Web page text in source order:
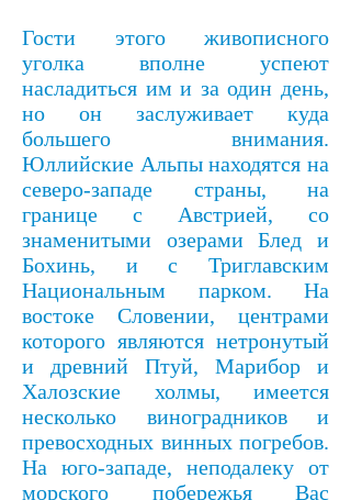
Гости этого живописного
уголка вполне успеют
насладиться им и за один день,
но он заслуживает куда
большего внимания.
Юллийские Альпы находятся на
северо-западе страны, на
границе с Австрией, со
знаменитыми озерами Блед и
Бохинь, и с Триглавским
Национальным парком. На
востоке Словении, центрами
которого являются нетронутый
и древний Птуй, Марибор и
Халозские холмы, имеется
несколько виноградников и
превосходных винных погребов.
На юго-западе, неподалеку от
морского побережья Вас